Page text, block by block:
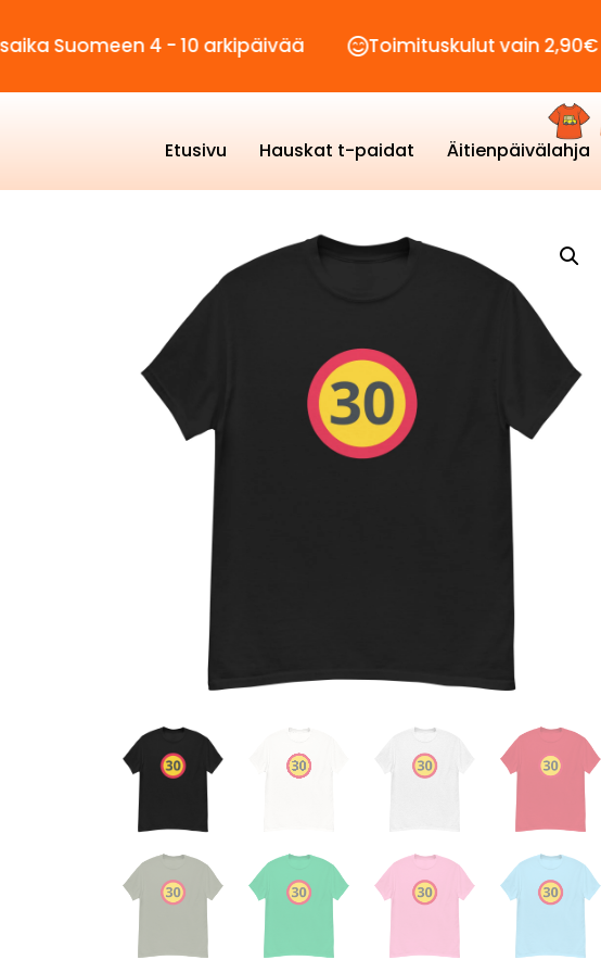
4 - 10 arkipäivää Toimituskulut vain 2,90€
Etusivu Hauskat t-paidat Äitienpäivälahja